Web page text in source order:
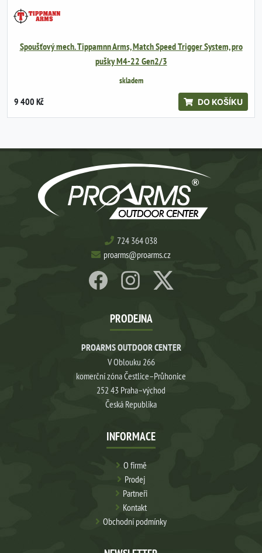
Spoušťový mech. Tippamnn Arms, Match Speed Trigger System, pro
pušky M4-22 Gen2/3
skladem
9 400 Kč DO KOŠÍKU
724 364 038
proarms@proarms.cz
PRODEJNA
PROARMS OUTDOOR CENTER
V Oblouku 266
komerční zóna Čestlice–Průhonice
252 43 Praha–východ
Česká Republika
INFORMACE
O firmě
Prodej
Partneři
Kontakt
Obchodní podmínky